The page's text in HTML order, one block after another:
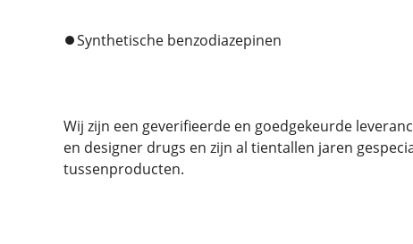
⏺️Synthetische benzodiazepinen
Wij zijn een geverifieerde en goedgekeurde
en designer drugs en zijn al tientallen jaren
tussenproducten.